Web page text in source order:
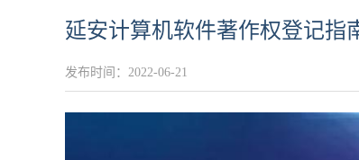
延安计算机软件著作权登记指
发布时间：2022-06-21